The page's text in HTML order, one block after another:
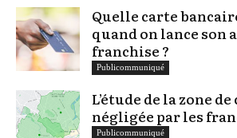
Quelle carte
quand on lance son
franchise ?
Publicommuniqué
L’étude de la zone
négligée par les
Publicommuniqué